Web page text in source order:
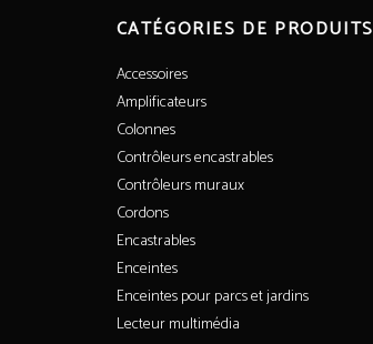
CATÉGORIES DE PRODUITS
Accessoires
Amplificateurs
Colonnes
Contrôleurs encastrables
Contrôleurs muraux
Cordons
Encastrables
Enceintes
Enceintes pour parcs et jardins
Lecteur multimédia